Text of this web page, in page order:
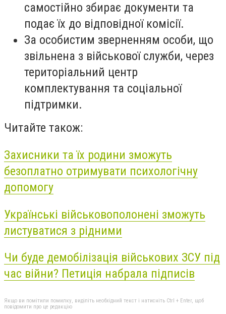
самостійно збирає документи та
подає їх до відповідної комісії.
За особистим зверненням особи, що
звільнена з військової служби, через
територіальний центр
комплектування та соціальної
підтримки.
Читайте також:
Захисники та їх родини зможуть
безоплатно отримувати психологічну
допомогу
Українські військовополонені зможуть
листуватися з рідними
Чи буде демобілізація військових ЗСУ під
час війни? Петиція набрала підписів
Якщо ви помітили помилку, виділіть необхідний текст і натисніть Ctrl + Enter, щоб
повідомити про це редакцію